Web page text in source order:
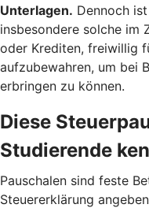
Unterlagen. Dennoch
insbesondere solche im
oder Krediten, freiwillig
aufzubewahren, um bei
erbringen zu können.
Diese
Studierende
Pauschalen sind feste
Steuererklärung